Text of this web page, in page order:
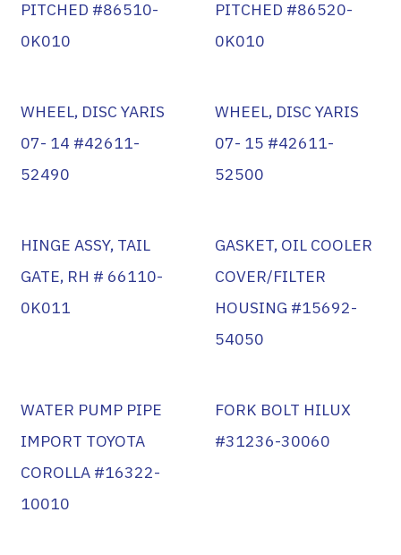
PITCHED #86510-
0K010
PITCHED #86520-
0K010
WHEEL, DISC YARIS
07- 14 #42611-
52490
WHEEL, DISC YARIS
07- 15 #42611-
52500
HINGE ASSY, TAIL
GATE, RH # 66110-
0K011
GASKET, OIL COOLER
COVER/FILTER
HOUSING #15692-
54050
WATER PUMP PIPE
IMPORT TOYOTA
COROLLA #16322-
10010
FORK BOLT HILUX
#31236-30060